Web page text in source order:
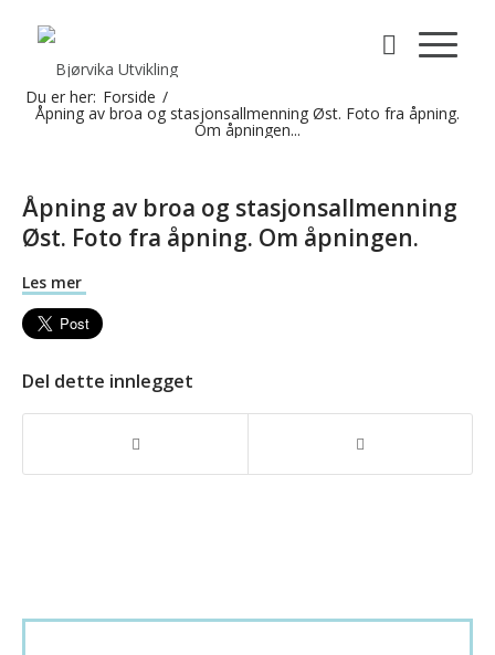
Du er her: Forside /
Åpning av broa og stasjonsallmenning Øst. Foto fra åpning.
Om åpningen...
Åpning av broa og stasjonsallmenning
Øst. Foto fra åpning. Om åpningen.
Les mer
Del dette innlegget